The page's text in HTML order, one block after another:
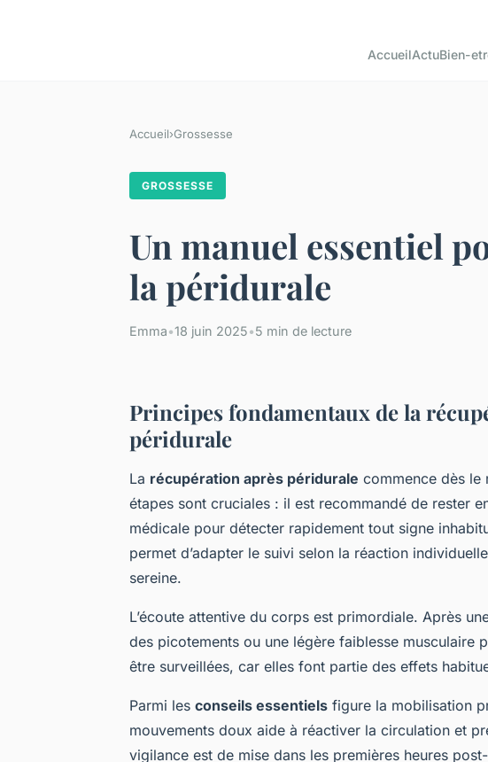
AccueilActuBien-
Accueil›Grossesse
GROSSESSE
Un manuel essentiel
la péridurale
Emma•18 juin 2025•5 min de lecture
Principes fondamentaux de la
péridurale
La récupération après péridurale commence dès le
étapes sont cruciales : il est recommandé de rester
médicale pour détecter rapidement tout signe
permet d’adapter le suivi selon la réaction
sereine.
L’écoute attentive du corps est primordiale. Après
des picotements ou une légère faiblesse musculaire
être surveillées, car elles font partie des effets
Parmi les conseils essentiels figure la mobilisation
mouvements doux aide à réactiver la circulation et
vigilance est de mise dans les premières heures